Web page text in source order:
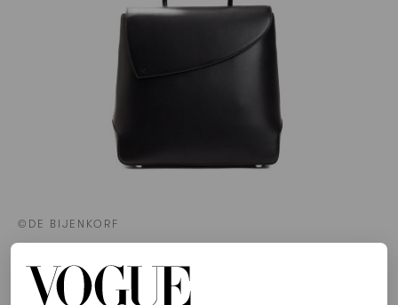
©DE BIJENKORF
Mini-rugzak van leer, € 595